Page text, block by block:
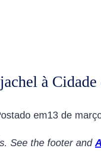
à
em13 de
See the footer and